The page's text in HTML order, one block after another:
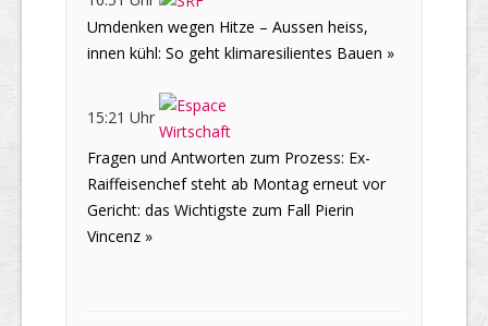
Umdenken wegen Hitze – Aussen heiss,
innen kühl: So geht klimaresilientes Bauen »
15:21 Uhr
Fragen und Antworten zum Prozess: Ex-
Raiffeisenchef steht ab Montag erneut vor
Gericht: das Wichtigste zum Fall Pierin
Vincenz »